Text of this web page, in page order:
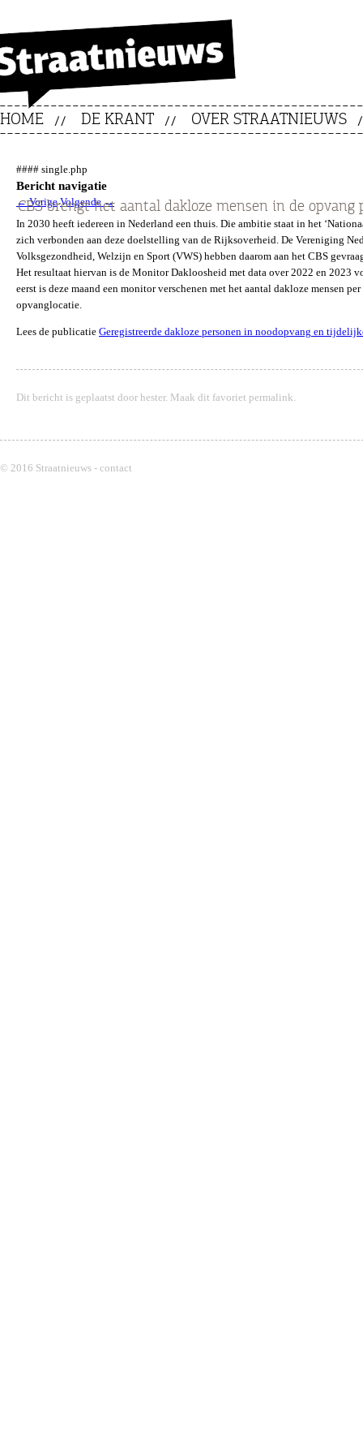
HOME DE KRANT OVER STRAATNIEUWS
#### single.php
Bericht navigatie
←Vorige Volgende →
CBS brengt het aantal dakloze mensen in de opvang
In 2030 heeft iedereen in Nederland een thuis. Die ambitie staat in het
zich verbonden aan deze doelstelling van de Rijksoverheid. De Vereniging
Volksgezondheid, Welzijn en Sport (VWS) hebben daarom aan het CBS
Het resultaat hiervan is de Monitor Dakloosheid met data over 2022 en 2023
eerst is deze maand een monitor verschenen met het aantal dakloze mensen
opvanglocatie.
Lees de publicatie Geregistreerde dakloze personen in noodopvang en
Dit bericht is geplaatst door hester. Maak dit favoriet permalink
© 2016 Straatnieuws - contact